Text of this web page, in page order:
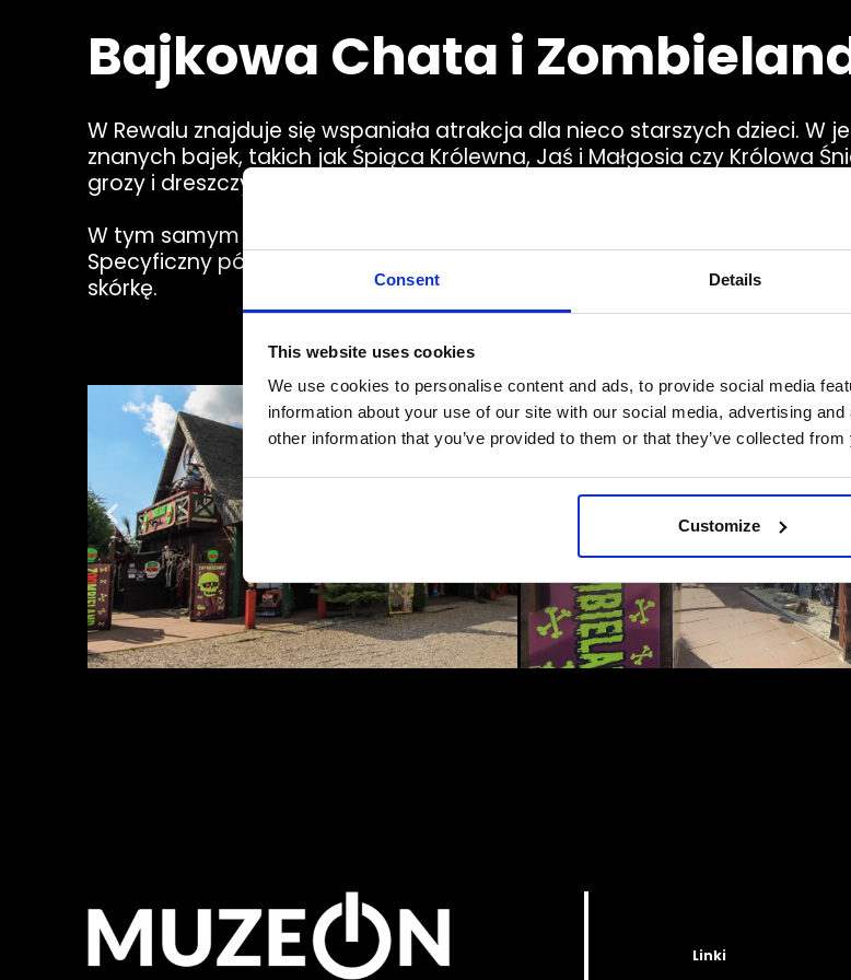
Consent Details
This website uses cookies
We use cookies to personalise content and ads, to provide social media
information about your use of our site with our social media, advertising
other information that you’ve provided to them or that they’ve collected
Customize
Bajkowa Chata i
W Rewalu znajduje się wspaniała atrakcja dla nieco starszych dzieci. W
znanych bajek, takich jak Śpiąca Królewna, Jaś i Małgosia czy Królowa
grozy i dreszczyku emocji.
W tym samym budynku znajduje się również Zombieland, gdzie nie
Specyficzny półmrok wraz z charakterystycznymi dla horrorów
skórkę.
Linki